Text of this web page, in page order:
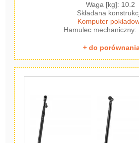
Waga [kg]: 10.2
Składana
Komputer
Hamulec mechaniczny:
+ do